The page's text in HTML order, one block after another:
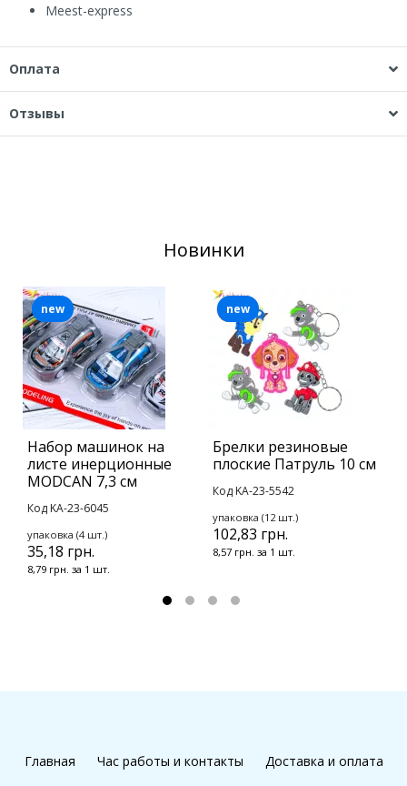
Мeest-express
Оплата
Отзывы
Новинки
Набор машинок на
листе инерционные
MODCAN 7,3 см
Код KA-23-6045
упаковка (4 шт.)
35,18 грн.
8,79 грн. за 1 шт.
new
Брелки резиновые
плоские Патруль 10 см
Код KA-23-5542
упаковка (12 шт.)
102,83 грн.
8,57 грн. за 1 шт.
new
Главная Час работы и контакты
Доставка и оплата